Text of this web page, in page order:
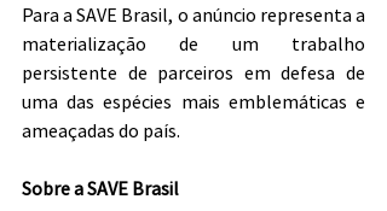
Para a SAVE Brasil, o anúncio representa a
materialização de um trabalho
persistente de parceiros em defesa de
uma das espécies mais emblemáticas e
ameaçadas do país.
Sobre a SAVE Brasil